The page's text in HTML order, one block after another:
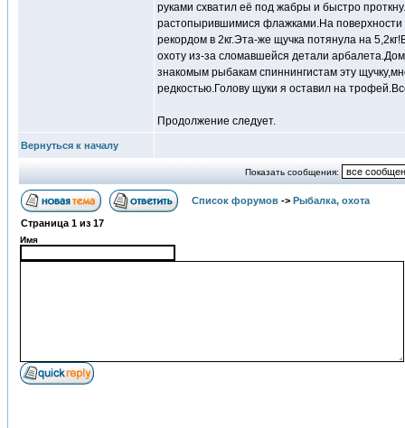
руками схватил её под жабры и быстро
растопырившимися флажками.На
рекордом в 2кг.Эта-же щучка потянула на
охоту из-за сломавшейся детали
знакомым рыбакам спиннингистам эту
редкостью.Голову щуки я оставил на
Продолжение следует.
Вернуться к началу
Показать сообщения:
Список форумов -> Рыбалка, охота
Страница 1 из 17
Имя